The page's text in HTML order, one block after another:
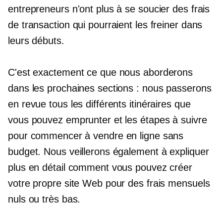
entrepreneurs n'ont plus à se soucier des frais
de transaction qui pourraient les freiner dans
leurs débuts.
C'est exactement ce que nous aborderons
dans les prochaines sections : nous passerons
en revue tous les différents itinéraires que
vous pouvez emprunter et les étapes à suivre
pour commencer à vendre en ligne sans
budget. Nous veillerons également à expliquer
plus en détail comment vous pouvez créer
votre propre site Web pour des frais mensuels
nuls ou très bas.